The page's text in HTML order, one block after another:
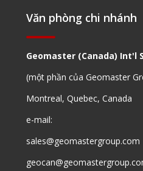
Văn phòng chi nhánh
Geomaster (Canada) Int'l
(một phần của Geomaster
Montreal, Quebec, Canada
e-mail:
sales@geomastergroup.com